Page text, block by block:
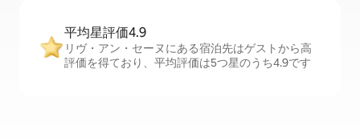
平均星評価4.9
リヴ・アン・セーヌにある宿泊先はゲストから高
評価を得ており、平均評価は5つ星のうち4.9です